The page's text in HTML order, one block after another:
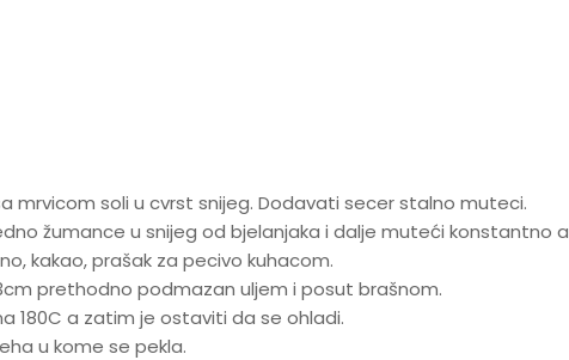
mrvicom soli u cvrst snijeg. Dodavati secer stalno muteci.
žumance u snijeg od bjelanjaka i dalje muteći konstantno a
kakao, prašak za pecivo kuhacom.
prethodno podmazan uljem i posut brašnom.
180C a zatim je ostaviti da se ohladi.
u kome se pekla.